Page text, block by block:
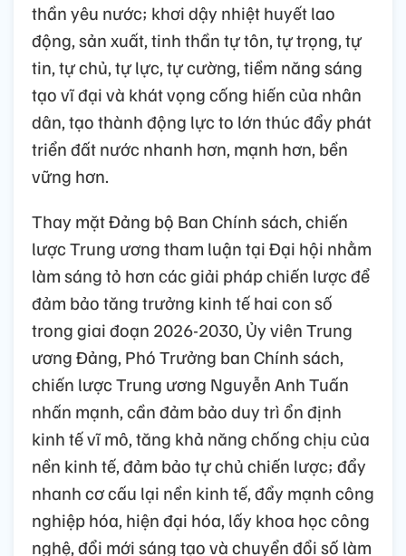
thần yêu nước; khơi dậy nhiệt huyết lao
động, sản xuất, tinh thần tự tôn, tự trọng, tự
tin, tự chủ, tự lực, tự cường, tiềm năng sáng
tạo vĩ đại và khát vọng cống hiến của nhân
dân, tạo thành động lực to lớn thúc đẩy phát
triển đất nước nhanh hơn, mạnh hơn, bền
vững hơn.
Thay mặt Đảng bộ Ban Chính sách, chiến
lược Trung ương tham luận tại Đại hội nhằm
làm sáng tỏ hơn các giải pháp chiến lược để
đảm bảo tăng trưởng kinh tế hai con số
trong giai đoạn 2026-2030, Ủy viên Trung
ương Đảng, Phó Trưởng ban Chính sách,
chiến lược Trung ương Nguyễn Anh Tuấn
nhấn mạnh, cần đảm bảo duy trì ổn định
kinh tế vĩ mô, tăng khả năng chống chịu của
nền kinh tế, đảm bảo tự chủ chiến lược; đẩy
nhanh cơ cấu lại nền kinh tế, đẩy mạnh công
nghiệp hóa, hiện đại hóa, lấy khoa học công
nghệ, đổi mới sáng tạo và chuyển đổi số làm